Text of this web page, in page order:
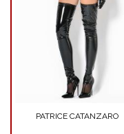
PATRICE CATANZARO